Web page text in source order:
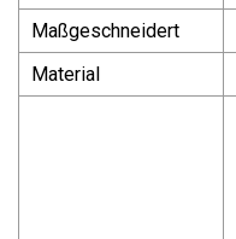
Maßgeschneidert
Material